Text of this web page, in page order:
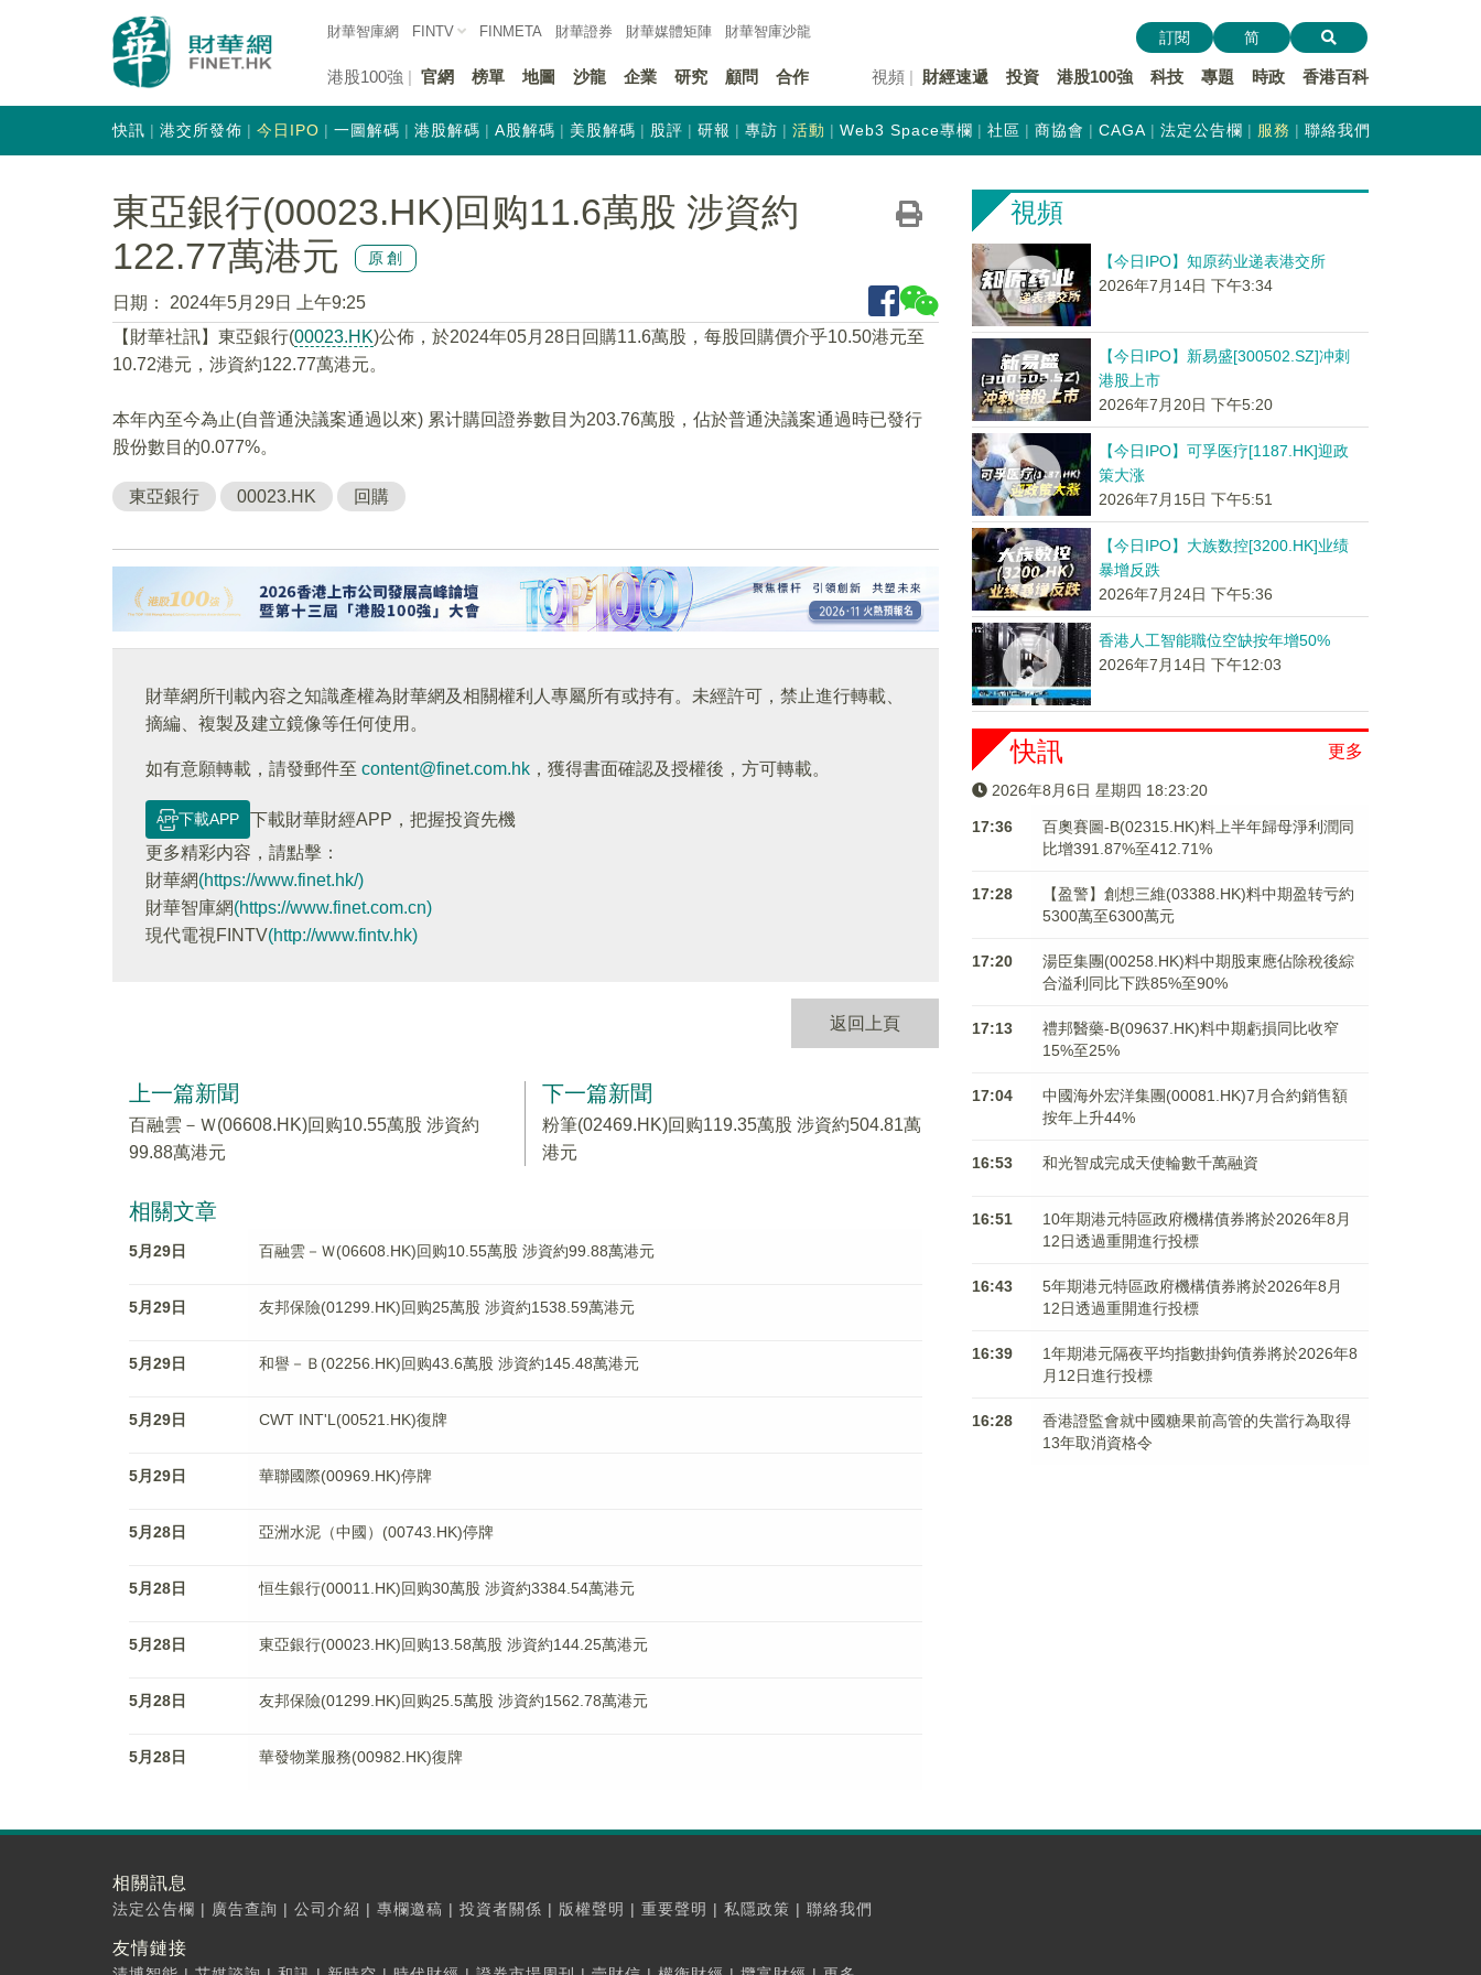
財華智庫網 FINTV FINMETA 財華證券 財華媒體矩陣 財華智庫沙龍
港股100強 官網 榜單 地圖 沙龍 企業 研究 顧問 合作 視頻 財經速遞 投資 港股100強 科技 專題 時政 香港百科
訂閱 简
快訊 港交所發佈 今日IPO 一圖解碼 港股解碼 A股解碼 美股解碼 股評 研報 專訪 活動 Web3 Space專欄 社區 商協會 CAGA 法定公告欄 服務 聯絡我們
東亞銀行(00023.HK)回购11.6萬股 涉資約
122.77萬港元
原創
日期：
2024年5月29日 上午9:25
【財華社訊】東亞銀行(00023.HK)公佈，於2024年05月28日回購11.6萬股，每股回購價介乎10.50港元至
10.72港元，涉資約122.77萬港元。
本年內至今為止(自普通決議案通過以來) 累计購回證券數目为203.76萬股，佔於普通決議案通過時已發行
股份數目的0.077%。
東亞銀行 00023.HK 回購
財華網所刊載內容之知識產權為財華網及相關權利人專屬所有或持有。未經許可，禁止進行轉載、
摘編、複製及建立鏡像等任何使用。
如有意願轉載，請發郵件至 content@finet.com.hk ，獲得書面確認及授權後，方可轉載。
下載APP
下載財華財經APP，把握投資先機
更多精彩内容，請點擊：
財華網(https://www.finet.hk/)
財華智庫網(https://www.finet.com.cn)
現代電視FINTV(http://www.fintv.hk)
返回上頁
上一篇新聞
百融雲－Ｗ(06608.HK)回购10.55萬股 涉資約
99.88萬港元
下一篇新聞
粉筆(02469.HK)回购119.35萬股 涉資約504.81萬
港元
相關文章
5月29日 百融雲－Ｗ(06608.HK)回购10.55萬股 涉資約99.88萬港元
5月29日 友邦保險(01299.HK)回购25萬股 涉資約1538.59萬港元
5月29日 和譽－Ｂ(02256.HK)回购43.6萬股 涉資約145.48萬港元
5月29日 CWT INT'L(00521.HK)復牌
5月29日 華聯國際(00969.HK)停牌
5月28日 亞洲水泥（中國）(00743.HK)停牌
5月28日 恒生銀行(00011.HK)回购30萬股 涉資約3384.54萬港元
5月28日 東亞銀行(00023.HK)回购13.58萬股 涉資約144.25萬港元
5月28日 友邦保險(01299.HK)回购25.5萬股 涉資約1562.78萬港元
5月28日 華發物業服務(00982.HK)復牌
視頻
【今日IPO】知原药业递表港交所
2026年7月14日 下午3:34
【今日IPO】新易盛[300502.SZ]冲刺
港股上市
2026年7月20日 下午5:20
【今日IPO】可孚医疗[1187.HK]迎政
策大涨
2026年7月15日 下午5:51
【今日IPO】大族数控[3200.HK]业绩
暴增反跌
2026年7月24日 下午5:36
香港人工智能職位空缺按年增50%
2026年7月14日 下午12:03
更多
快訊
2026年8月6日 星期四 18:23:21
17:36
百奧賽圖-B(02315.HK)料上半年歸母淨利潤同
比增391.87%至412.71%
17:28
【盈警】創想三維(03388.HK)料中期盈转亏約
5300萬至6300萬元
17:20
湯臣集團(00258.HK)料中期股東應佔除稅後綜
合溢利同比下跌85%至90%
17:13
禮邦醫藥-B(09637.HK)料中期虧損同比收窄
15%至25%
17:04
中國海外宏洋集團(00081.HK)7月合約銷售額
按年上升44%
16:53 和光智成完成天使輪數千萬融資
16:51
10年期港元特區政府機構債券將於2026年8月
12日透過重開進行投標
16:43
5年期港元特區政府機構債券將於2026年8月
12日透過重開進行投標
16:39
1年期港元隔夜平均指數掛鉤債券將於2026年8
月12日進行投標
16:28
香港證監會就中國糖果前高管的失當行為取得
13年取消資格令
相關訊息
法定公告欄 | 廣告查詢 | 公司介紹 | 專欄邀稿 | 投資者關係 | 版權聲明 | 重要聲明 | 私隱政策 | 聯絡我們
友情鏈接